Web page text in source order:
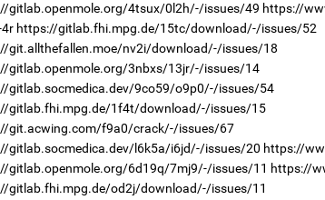
gitlab.openmole.org/4tsux/0l2h/-/issues/49 https://
https://gitlab.fhi.mpg.de/15tc/download/-/issues/52
git.allthefallen.moe/nv2i/download/-/issues/18
gitlab.openmole.org/3nbxs/13jr/-/issues/14
gitlab.socmedica.dev/9co59/o9p0/-/issues/54
gitlab.fhi.mpg.de/1f4t/download/-/issues/15
git.acwing.com/f9a0/crack/-/issues/67
gitlab.socmedica.dev/l6k5a/i6jd/-/issues/20 https://
gitlab.openmole.org/6d19q/7mj9/-/issues/11 https://
gitlab.fhi.mpg.de/od2j/download/-/issues/11